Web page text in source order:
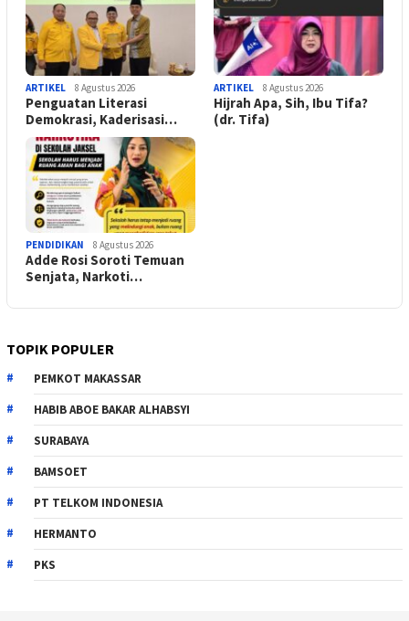
ARTIKEL 8 Agustus 2026
Penguatan Literasi
Demokrasi, Kaderisasi…
ARTIKEL 8 Agustus 2026
Hijrah Apa, Sih, Ibu Tifa?
(dr. Tifa)
PENDIDIKAN 8 Agustus 2026
Adde Rosi Soroti Temuan
Senjata, Narkoti…
TOPIK POPULER
PEMKOT MAKASSAR
HABIB ABOE BAKAR ALHABSYI
SURABAYA
BAMSOET
PT TELKOM INDONESIA
HERMANTO
PKS